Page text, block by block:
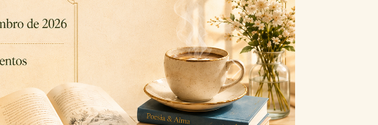
Next